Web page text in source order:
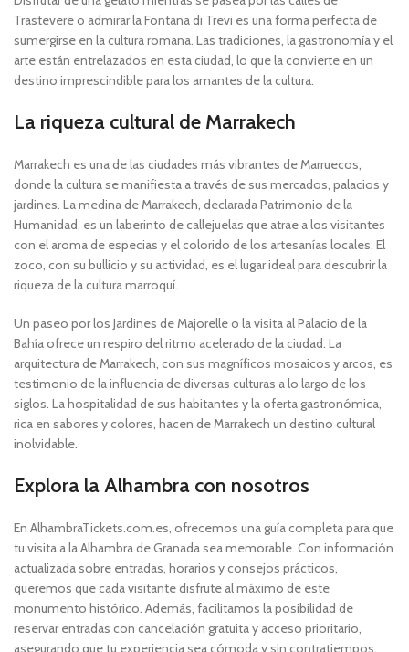
Trastevere o admirar la Fontana di Trevi es una forma perfecta de
sumergirse en la cultura romana. Las tradiciones, la gastronomía y el
arte están entrelazados en esta ciudad, lo que la convierte en un
destino imprescindible para los amantes de la cultura.
La riqueza cultural de Marrakech
Marrakech es una de las ciudades más vibrantes de Marruecos,
donde la cultura se manifiesta a través de sus mercados, palacios y
jardines. La medina de Marrakech, declarada Patrimonio de la
Humanidad, es un laberinto de callejuelas que atrae a los visitantes
con el aroma de especias y el colorido de los artesanías locales. El
zoco, con su bullicio y su actividad, es el lugar ideal para descubrir la
riqueza de la cultura marroquí.
Un paseo por los Jardines de Majorelle o la visita al Palacio de la
Bahía ofrece un respiro del ritmo acelerado de la ciudad. La
arquitectura de Marrakech, con sus magníficos mosaicos y arcos, es
testimonio de la influencia de diversas culturas a lo largo de los
siglos. La hospitalidad de sus habitantes y la oferta gastronómica,
rica en sabores y colores, hacen de Marrakech un destino cultural
inolvidable.
Explora la Alhambra con nosotros
En AlhambraTickets.com.es, ofrecemos una guía completa para que
tu visita a la Alhambra de Granada sea memorable. Con información
actualizada sobre entradas, horarios y consejos prácticos,
queremos que cada visitante disfrute al máximo de este
monumento histórico. Además, facilitamos la posibilidad de
reservar entradas con cancelación gratuita y acceso prioritario,
asegurando que tu experiencia sea cómoda y sin contratiempos.